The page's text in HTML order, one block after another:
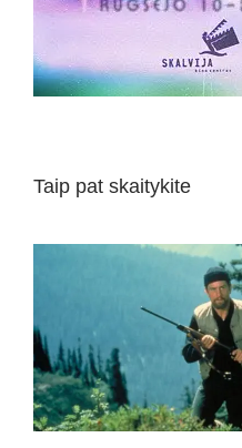
Taip pat skaitykite